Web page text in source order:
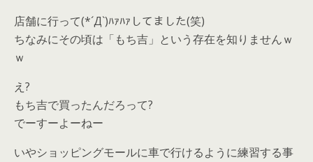
店舗に行って(*´Д`)ﾊｧﾊｧしてました(笑)
ちなみにその頃は「もち吉」という存在を知りませんｗ
ｗ
え?
もち吉で買ったんだろって?
でーすーよーねー
いやショッピングモールに車で行けるように練習する事